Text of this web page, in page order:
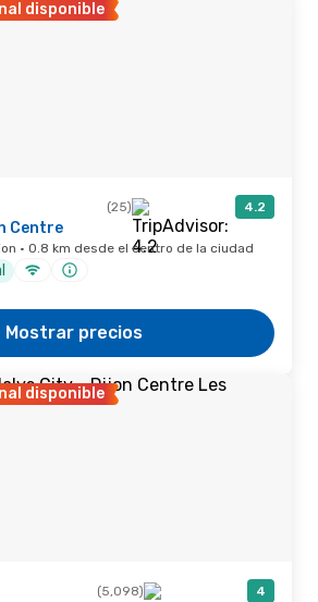
disponible
(25) 4.2
Centre
· 0.8 km desde el centro de la ciudad
Mostrar precios
disponible
(5,098) 4